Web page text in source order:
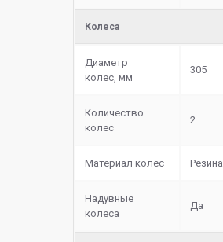
Колеса
Диаметр
колес, мм
305
Количество
колес
2
Материал колёс Резина
Надувные
колеса
Да